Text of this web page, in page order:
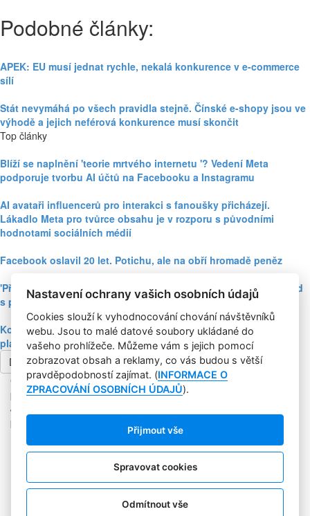
Podobné články:
APEK: EU musí jednat rychle, nekalá konkurence v e-commerce
sílí
Stát nevymáhá po všech pravidla stejně. Čínské e-shopy jsou ve
výhodě a jejich neférová konkurence musí skončit
Top články
Blíží se naplnění 'teorie mrtvého internetu '? Vedení Meta
podporuje tvorbu AI účtů na Facebooku a Instagramu
AI avataři influencerů pro interakci s fanoušky přicházejí.
Lákadlo Meta pro tvůrce obsahu je v rozporu s původními
hodnotami sociálních médií
Facebook oslavil 20 let. Potichu, ale na obří hromadě peněz
'Přísně tajné!' Knihy Dobrovský lákají knihomoly na slevový kód
s pomocí uniklé interní e-mailové komunikace
Kontroverzní obsah a diskuze plné hádek udrží lidi na
platformách Facebooku, říká whistleblowerka Frances Haugen
Další článek
Copyright © 2004-2020 Focus Agency, s.r.o. Plné znění licenčních
podmínek. ISSN 1803-957X
Jakékoliv publikování, přebírání nebo šíření obsahu je bez
písemného souhlasu Focus Agency, s.r.o. zakázáno.
RSS 1
Štítky
Zpracování osobních údajů
Kontakt
PR AGENTURA
Nastavení ochrany vašich osobních údajů
Cookies slouží k vyhodnocování chování návštěvníků
webu. Jsou to malé datové soubory ukládané do
vašeho prohlížeče. Můžeme vám s jejich pomocí
zobrazovat obsah a reklamy, co vás budou s větší
pravděpodobností zajímat. (INFORMACE O
ZPRACOVÁNÍ OSOBNÍCH ÚDAJŮ).
Přijmout vše
Spravovat cookies
Odmítnout vše